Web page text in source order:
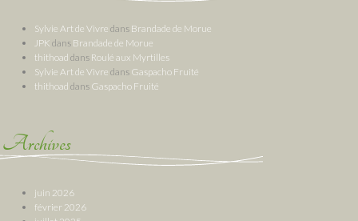
Sylvie Art de Vivre dans Brandade de Morue
JPK dans Brandade de Morue
thithoad dans Roulé aux Myrtilles
Sylvie Art de Vivre dans Gaspacho Fruité
thithoad dans Gaspacho Fruité
Archives
juin 2026
février 2026